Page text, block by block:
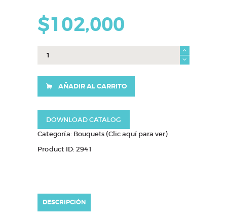
$102,000
Bouquet
AÑADIR AL CARRITO
DOWNLOAD CATALOG
Categoría: Bouquets (Clic aquí para ver)
Product ID:2941
DESCRIPCIÓN